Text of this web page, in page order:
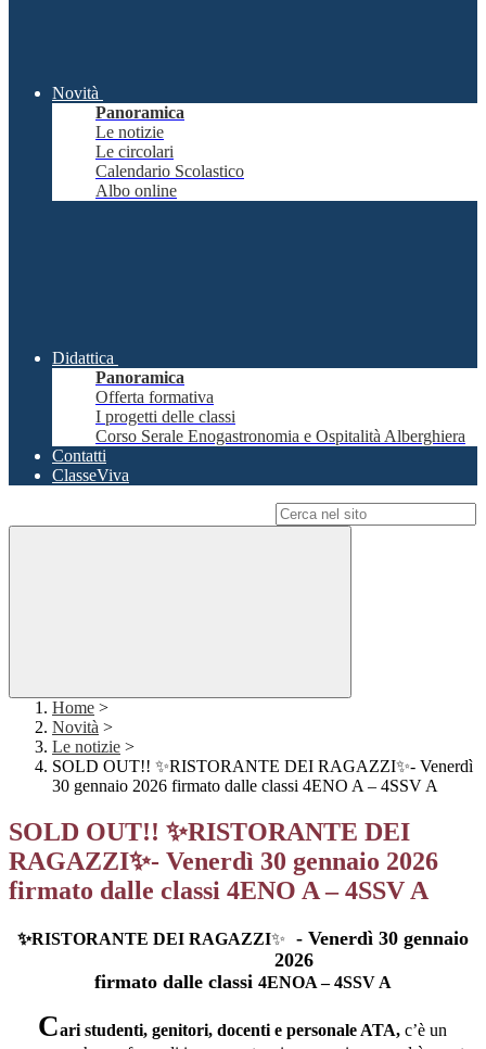
Novità
Panoramica
Le notizie
Le circolari
Calendario Scolastico
Albo online
Didattica
Panoramica
Offerta formativa
I progetti delle classi
Corso Serale Enogastronomia e Ospitalità Alberghiera
Contatti
ClasseViva
Home >
Novità >
Le notizie >
SOLD OUT!! ✨RISTORANTE DEI RAGAZZI✨- Venerdì
30 gennaio 2026 firmato dalle classi 4ENO A – 4SSV A
SOLD OUT!! ✨RISTORANTE DEI
RAGAZZI✨- Venerdì 30 gennaio 2026
firmato dalle classi 4ENO A – 4SSV A
✨RISTORANTE DEI RAGAZZI✨
- Venerdì 30 gennaio
2026
firmato dalle classi 4ENOA – 4SSV A
Cari studenti, genitori, docenti e personale ATA, c’è un